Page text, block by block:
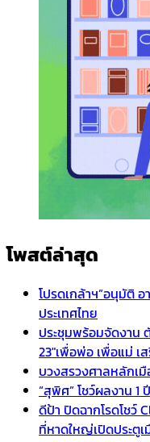
โพสต์ล่าสุด
โปรดเกล้าฯ”อนุมัติ
ประเทศไทย
ประชุมพร้อมจัดงาน
23″เพื่อพ่อ เพื่อแม่
บวงสรวงศาลหลักเ
“สุพิศ” โชว์ผลงาน
ดีป้า ปิดฉากโรดโชว์
ที่หาดใหญ่เปิดประตู